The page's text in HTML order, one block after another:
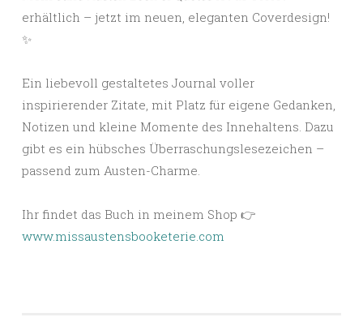
erhältlich – jetzt im neuen, eleganten Coverdesign!
✨
Ein liebevoll gestaltetes Journal voller
inspirierender Zitate, mit Platz für eigene Gedanken,
Notizen und kleine Momente des Innehaltens. Dazu
gibt es ein hübsches Überraschungslesezeichen –
passend zum Austen-Charme.
Ihr findet das Buch in meinem Shop 👉
www.missaustensbooketerie.com